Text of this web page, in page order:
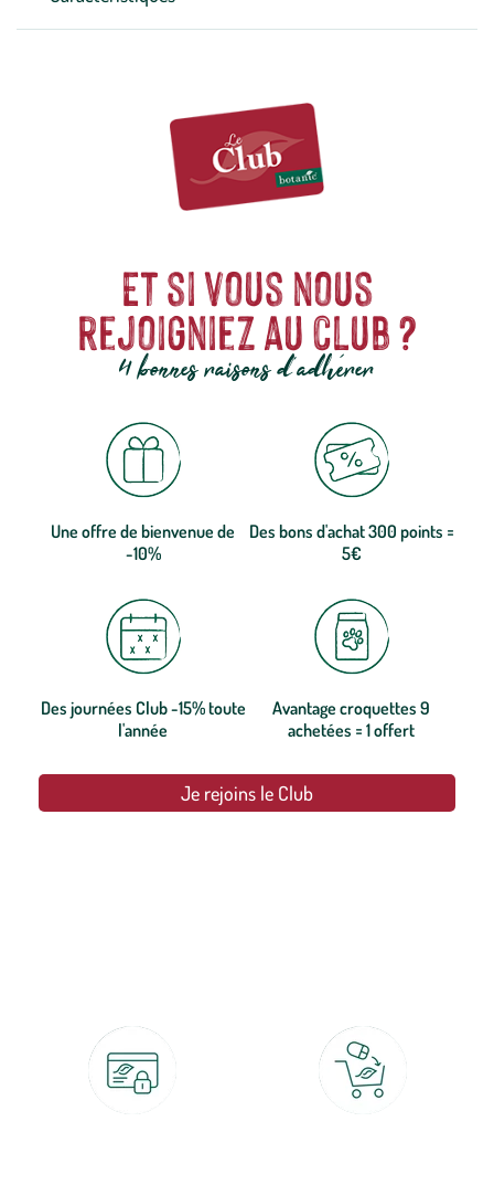
Et si vous nous
rejoigniez au club ?
4 bonnes raisons d'adhérer
Une offre de bienvenue de
-10%
Des bons d'achat 300 points =
5€
Des journées Club -15% toute
l'année
Avantage croquettes 9
achetées = 1 offert
Je rejoins le Club